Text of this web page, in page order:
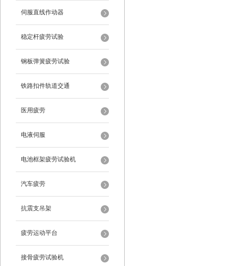
伺服直线作动器
稳定杆疲劳试验
钢板弹簧疲劳试验
铁路扣件轨道交通
医用疲劳
电液伺服
电池框架疲劳试验机
汽车疲劳
抗震支吊架
疲劳运动平台
接骨疲劳试验机